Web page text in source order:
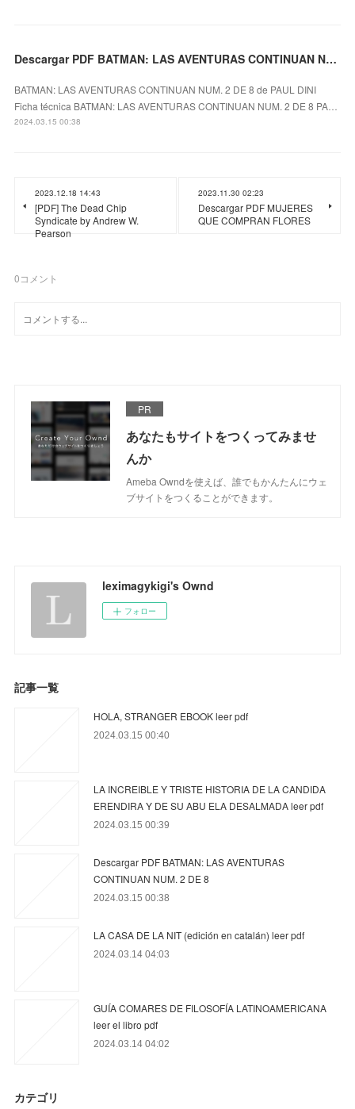
Descargar PDF BATMAN: LAS AVENTURAS CONTINUAN NUM. 2 DE 8
BATMAN: LAS AVENTURAS CONTINUAN NUM. 2 DE 8 de PAUL DINI
Ficha técnica BATMAN: LAS AVENTURAS CONTINUAN NUM. 2 DE 8 PA…
2024.03.15 00:38
2023.12.18 14:43
[PDF] The Dead Chip
Syndicate by Andrew W.
Pearson
2023.11.30 02:23
Descargar PDF MUJERES
QUE COMPRAN FLORES
0コメント
PR
あなたもサイトをつくってみませ
んか
Ameba Owndを使えば、誰でもかんたんにウェ
ブサイトをつくることができます。
leximagykigi's Ownd
フォロー
記事一覧
HOLA, STRANGER EBOOK leer pdf
2024.03.15 00:40
LA INCREIBLE Y TRISTE HISTORIA DE LA CANDIDA
ERENDIRA Y DE SU ABU ELA DESALMADA leer pdf
2024.03.15 00:39
Descargar PDF BATMAN: LAS AVENTURAS
CONTINUAN NUM. 2 DE 8
2024.03.15 00:38
LA CASA DE LA NIT (edición en catalán) leer pdf
2024.03.14 04:03
GUÍA COMARES DE FILOSOFÍA LATINOAMERICANA
leer el libro pdf
2024.03.14 04:02
カテゴリ